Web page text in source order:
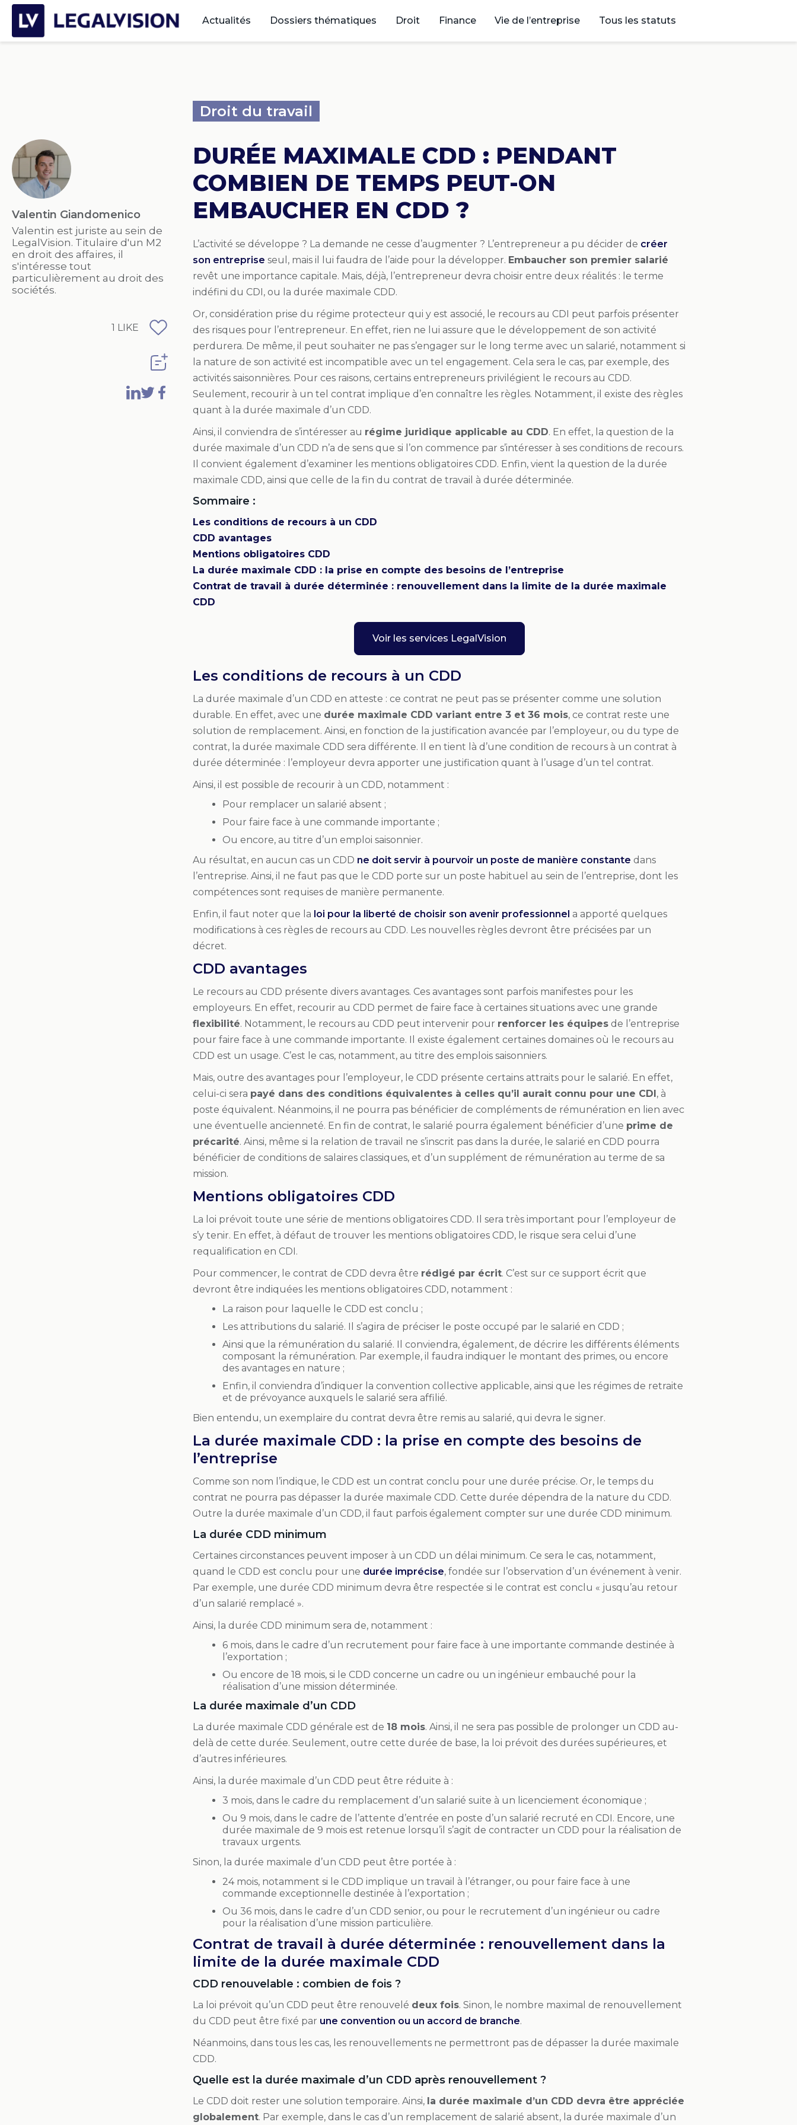
Actualités Dossiers thématiques Droit Finance Vie de l’entreprise Tous les statuts
Valentin Giandomenico
Valentin est juriste au sein de
LegalVision. Titulaire d'un M2
en droit des affaires, il
s'intéresse tout
particulièrement au droit des
sociétés.
1 LIKE
Droit du travail
DURÉE MAXIMALE CDD : PENDANT
COMBIEN DE TEMPS PEUT-ON
EMBAUCHER EN CDD ?
L’activité se développe ? La demande ne cesse d’augmenter ? L’entrepreneur a pu décider de créer
son entreprise seul, mais il lui faudra de l’aide pour la développer. Embaucher son premier salarié
revêt une importance capitale. Mais, déjà, l’entrepreneur devra choisir entre deux réalités : le terme
indéfini du CDI, ou la durée maximale CDD.
Or, considération prise du régime protecteur qui y est associé, le recours au CDI peut parfois présenter
des risques pour l’entrepreneur. En effet, rien ne lui assure que le développement de son activité
perdurera. De même, il peut souhaiter ne pas s’engager sur le long terme avec un salarié, notamment si
la nature de son activité est incompatible avec un tel engagement. Cela sera le cas, par exemple, des
activités saisonnières. Pour ces raisons, certains entrepreneurs privilégient le recours au CDD.
Seulement, recourir à un tel contrat implique d’en connaître les règles. Notamment, il existe des règles
quant à la durée maximale d’un CDD.
Ainsi, il conviendra de s’intéresser au régime juridique applicable au CDD. En effet, la question de la
durée maximale d’un CDD n’a de sens que si l’on commence par s’intéresser à ses conditions de recours.
Il convient également d’examiner les mentions obligatoires CDD. Enfin, vient la question de la durée
maximale CDD, ainsi que celle de la fin du contrat de travail à durée déterminée.
Sommaire :
Les conditions de recours à un CDD
CDD avantages
Mentions obligatoires CDD
La durée maximale CDD : la prise en compte des besoins de l’entreprise
Contrat de travail à durée déterminée : renouvellement dans la limite de la durée maximale
CDD
Voir les services LegalVision
Les conditions de recours à un CDD
La durée maximale d’un CDD en atteste : ce contrat ne peut pas se présenter comme une solution
durable. En effet, avec une durée maximale CDD variant entre 3 et 36 mois, ce contrat reste une
solution de remplacement. Ainsi, en fonction de la justification avancée par l’employeur, ou du type de
contrat, la durée maximale CDD sera différente. Il en tient là d’une condition de recours à un contrat à
durée déterminée : l’employeur devra apporter une justification quant à l’usage d’un tel contrat.
Ainsi, il est possible de recourir à un CDD, notamment :
Pour remplacer un salarié absent ;
Pour faire face à une commande importante ;
Ou encore, au titre d’un emploi saisonnier.
Au résultat, en aucun cas un CDD ne doit servir à pourvoir un poste de manière constante dans
l’entreprise. Ainsi, il ne faut pas que le CDD porte sur un poste habituel au sein de l’entreprise, dont les
compétences sont requises de manière permanente.
Enfin, il faut noter que la loi pour la liberté de choisir son avenir professionnel a apporté quelques
modifications à ces règles de recours au CDD. Les nouvelles règles devront être précisées par un
décret.
CDD avantages
Le recours au CDD présente divers avantages. Ces avantages sont parfois manifestes pour les
employeurs. En effet, recourir au CDD permet de faire face à certaines situations avec une grande
flexibilité. Notamment, le recours au CDD peut intervenir pour renforcer les équipes de l’entreprise
pour faire face à une commande importante. Il existe également certaines domaines où le recours au
CDD est un usage. C’est le cas, notamment, au titre des emplois saisonniers.
Mais, outre des avantages pour l’employeur, le CDD présente certains attraits pour le salarié. En effet,
celui-ci sera payé dans des conditions équivalentes à celles qu’il aurait connu pour une CDI, à
poste équivalent. Néanmoins, il ne pourra pas bénéficier de compléments de rémunération en lien avec
une éventuelle ancienneté. En fin de contrat, le salarié pourra également bénéficier d’une prime de
précarité. Ainsi, même si la relation de travail ne s’inscrit pas dans la durée, le salarié en CDD pourra
bénéficier de conditions de salaires classiques, et d’un supplément de rémunération au terme de sa
mission.
Mentions obligatoires CDD
La loi prévoit toute une série de mentions obligatoires CDD. Il sera très important pour l’employeur de
s’y tenir. En effet, à défaut de trouver les mentions obligatoires CDD, le risque sera celui d’une
requalification en CDI.
Pour commencer, le contrat de CDD devra être rédigé par écrit. C’est sur ce support écrit que
devront être indiquées les mentions obligatoires CDD, notamment :
La raison pour laquelle le CDD est conclu ;
Les attributions du salarié. Il s’agira de préciser le poste occupé par le salarié en CDD ;
Ainsi que la rémunération du salarié. Il conviendra, également, de décrire les différents éléments
composant la rémunération. Par exemple, il faudra indiquer le montant des primes, ou encore
des avantages en nature ;
Enfin, il conviendra d’indiquer la convention collective applicable, ainsi que les régimes de retraite
et de prévoyance auxquels le salarié sera affilié.
Bien entendu, un exemplaire du contrat devra être remis au salarié, qui devra le signer.
La durée maximale CDD : la prise en compte des besoins de
l’entreprise
Comme son nom l’indique, le CDD est un contrat conclu pour une durée précise. Or, le temps du
contrat ne pourra pas dépasser la durée maximale CDD. Cette durée dépendra de la nature du CDD.
Outre la durée maximale d’un CDD, il faut parfois également compter sur une durée CDD minimum.
La durée CDD minimum
Certaines circonstances peuvent imposer à un CDD un délai minimum. Ce sera le cas, notamment,
quand le CDD est conclu pour une durée imprécise, fondée sur l’observation d’un événement à venir.
Par exemple, une durée CDD minimum devra être respectée si le contrat est conclu « jusqu’au retour
d’un salarié remplacé ».
Ainsi, la durée CDD minimum sera de, notamment :
6 mois, dans le cadre d’un recrutement pour faire face à une importante commande destinée à
l’exportation ;
Ou encore de 18 mois, si le CDD concerne un cadre ou un ingénieur embauché pour la
réalisation d’une mission déterminée.
La durée maximale d’un CDD
La durée maximale CDD générale est de 18 mois. Ainsi, il ne sera pas possible de prolonger un CDD au-
delà de cette durée. Seulement, outre cette durée de base, la loi prévoit des durées supérieures, et
d’autres inférieures.
Ainsi, la durée maximale d’un CDD peut être réduite à :
3 mois, dans le cadre du remplacement d’un salarié suite à un licenciement économique ;
Ou 9 mois, dans le cadre de l’attente d’entrée en poste d’un salarié recruté en CDI. Encore, une
durée maximale de 9 mois est retenue lorsqu’il s’agit de contracter un CDD pour la réalisation de
travaux urgents.
Sinon, la durée maximale d’un CDD peut être portée à :
24 mois, notamment si le CDD implique un travail à l’étranger, ou pour faire face à une
commande exceptionnelle destinée à l’exportation ;
Ou 36 mois, dans le cadre d’un CDD senior, ou pour le recrutement d’un ingénieur ou cadre
pour la réalisation d’une mission particulière.
Contrat de travail à durée déterminée : renouvellement dans la
limite de la durée maximale CDD
CDD renouvelable : combien de fois ?
La loi prévoit qu’un CDD peut être renouvelé deux fois. Sinon, le nombre maximal de renouvellement
du CDD peut être fixé par une convention ou un accord de branche.
Néanmoins, dans tous les cas, les renouvellements ne permettront pas de dépasser la durée maximale
CDD.
Quelle est la durée maximale d’un CDD après renouvellement ?
Le CDD doit rester une solution temporaire. Ainsi, la durée maximale d’un CDD devra être appréciée
globalement. Par exemple, dans le cas d’un remplacement de salarié absent, la durée maximale d’un